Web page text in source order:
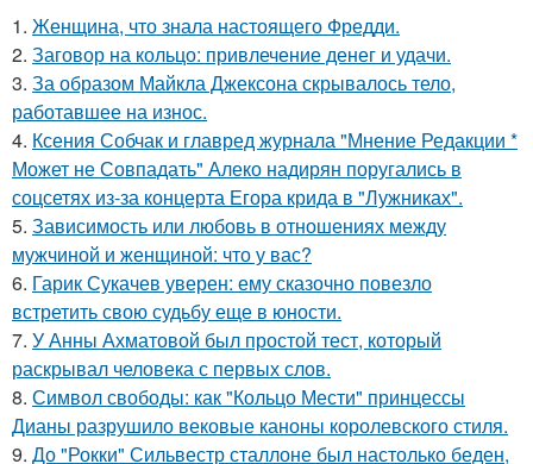
1. Женщина, что знала настоящего Фредди.
2. Заговор на кольцо: привлечение денег и удачи.
3. За образом Майкла Джексона скрывалось тело,
работавшее на износ.
4. Ксения Собчак и главред журнала "Мнение Редакции *
Может не Совпадать" Алеко надирян поругались в
соцсетях из-за концерта Егора крида в "Лужниках".
5. Зависимость или любовь в отношениях между
мужчиной и женщиной: что у вас?
6. Гарик Сукачев уверен: ему сказочно повезло
встретить свою судьбу еще в юности.
7. У Анны Ахматовой был простой тест, который
раскрывал человека с первых слов.
8. Символ свободы: как "Кольцо Мести" принцессы
Дианы разрушило вековые каноны королевского стиля.
9. До "Рокки" Сильвестр сталлоне был настолько беден,